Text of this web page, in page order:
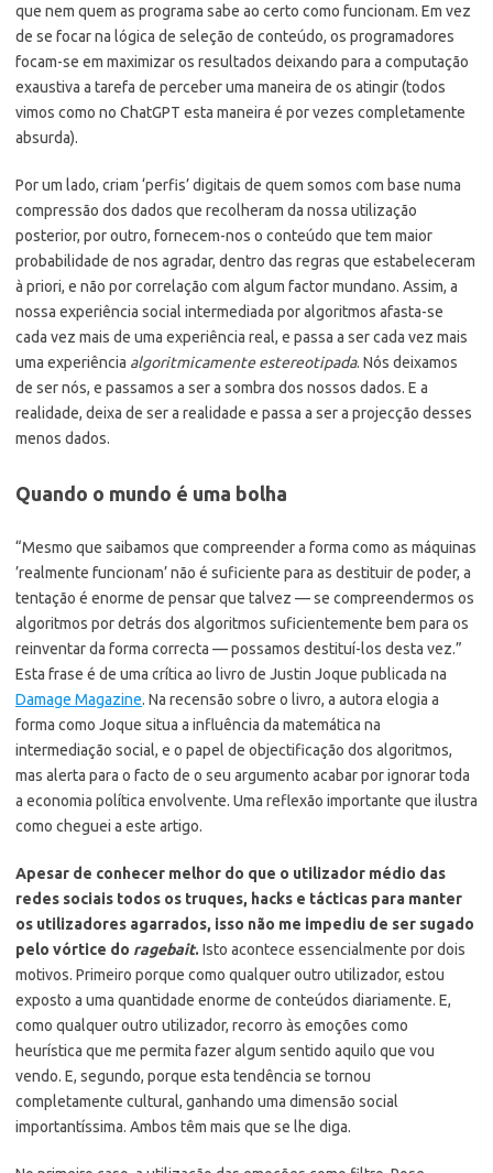
que nem quem as programa sabe ao certo como funcionam. Em vez
de se focar na lógica de seleção de conteúdo, os programadores
focam-se em maximizar os resultados deixando para a computação
exaustiva a tarefa de perceber uma maneira de os atingir (todos
vimos como no ChatGPT esta maneira é por vezes completamente
absurda).
Por um lado, criam ‘perfis’ digitais de quem somos com base numa
compressão dos dados que recolheram da nossa utilização
posterior, por outro, fornecem-nos o conteúdo que tem maior
probabilidade de nos agradar, dentro das regras que estabeleceram
à priori, e não por correlação com algum factor mundano. Assim, a
nossa experiência social intermediada por algoritmos afasta-se
cada vez mais de uma experiência real, e passa a ser cada vez mais
uma experiência algoritmicamente estereotipada. Nós deixamos
de ser nós, e passamos a ser a sombra dos nossos dados. E a
realidade, deixa de ser a realidade e passa a ser a projecção desses
menos dados.
Quando o mundo é uma bolha
“Mesmo que saibamos que compreender a forma como as máquinas
’realmente funcionam’ não é suficiente para as destituir de poder, a
tentação é enorme de pensar que talvez — se compreendermos os
algoritmos por detrás dos algoritmos suficientemente bem para os
reinventar da forma correcta — possamos destituí-los desta vez.”
Esta frase é de uma crítica ao livro de Justin Joque publicada na
Damage Magazine. Na recensão sobre o livro, a autora elogia a
forma como Joque situa a influência da matemática na
intermediação social, e o papel de objectificação dos algoritmos,
mas alerta para o facto de o seu argumento acabar por ignorar toda
a economia política envolvente. Uma reflexão importante que ilustra
como cheguei a este artigo.
Apesar de conhecer melhor do que o utilizador médio das
redes sociais todos os truques, hacks e tácticas para manter
os utilizadores agarrados, isso não me impediu de ser sugado
pelo vórtice do ragebait. Isto acontece essencialmente por dois
motivos. Primeiro porque como qualquer outro utilizador, estou
exposto a uma quantidade enorme de conteúdos diariamente. E,
como qualquer outro utilizador, recorro às emoções como
heurística que me permita fazer algum sentido aquilo que vou
vendo. E, segundo, porque esta tendência se tornou
completamente cultural, ganhando uma dimensão social
importantíssima. Ambos têm mais que se lhe diga.